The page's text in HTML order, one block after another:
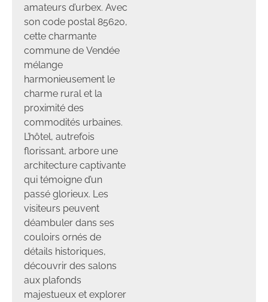
amateurs d’urbex. Avec
son code postal 85620,
cette charmante
commune de Vendée
mélange
harmonieusement le
charme rural et la
proximité des
commodités urbaines.
L’hôtel, autrefois
florissant, arbore une
architecture captivante
qui témoigne d’un
passé glorieux. Les
visiteurs peuvent
déambuler dans ses
couloirs ornés de
détails historiques,
découvrir des salons
aux plafonds
majestueux et explorer